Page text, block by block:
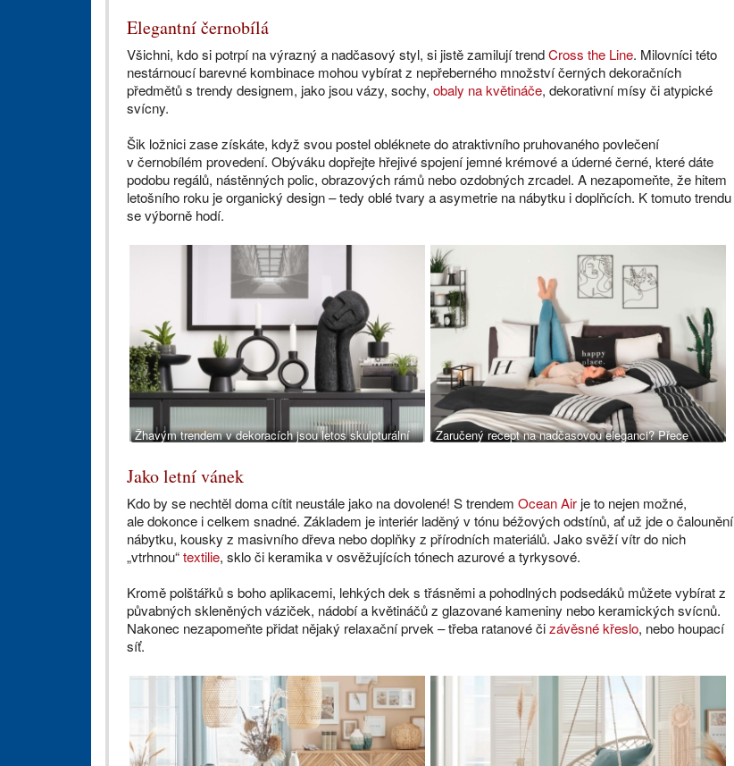
Elegantní černobílá
Všichni, kdo si potrpí na výrazný a nadčasový styl, si jistě zamilují trendCross the Line. Milovníci této
nestárnoucí barevné kombinace mohou vybírat z nepřeberného množství černých dekoračních
předmětů s trendy designem, jako jsou vázy, sochy, obaly na květináče, dekorativní mísy či atypické
svícny.
Šik ložnici zase získáte, když svou postel obléknete do atraktivního pruhovaného povlečení
v černobílém provedení. Obýváku dopřejte hřejivé spojení jemné krémové a úderné černé, které dáte
podobu regálů, nástěnných polic, obrazových rámů nebo ozdobných zrcadel. A nezapomeňte, že hitem
letošního roku je organický design – tedy oblé tvary a asymetrie na nábytku i doplňcích. K tomuto trendu
se výborně hodí.
Žhavým trendem v dekoracích jsou letos skulpturální
Zaručený recept na nadčasovou eleganci? Přece
Jako letní vánek
Kdo by se nechtěl doma cítit neustále jako na dovolené! S trendem Ocean Air je to nejen možné,
ale dokonce i celkem snadné. Základem je interiér laděný v tónu béžových odstínů, ať už jde o čalounění
nábytku, kousky z masivního dřeva nebo doplňky z přírodních materiálů. Jako svěží vítr do nich
„vtrhnou“textilie, sklo či keramika v osvěžujících tónech azurové a tyrkysové.
Kromě polštářků s boho aplikacemi, lehkých dek s třásněmi a pohodlných podsedáků můžete vybírat z
půvabných skleněných váziček, nádobí a květináčů z glazované kameniny nebo keramických svícnů.
Nakonec nezapomeňte přidat nějaký relaxační prvek – třeba ratanové čizávěsné křeslo, nebo houpací
síť.